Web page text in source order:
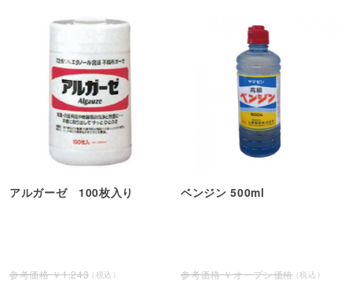
アルガーゼ 100枚入り
1,243
ベンジン 500ml
オープン価格